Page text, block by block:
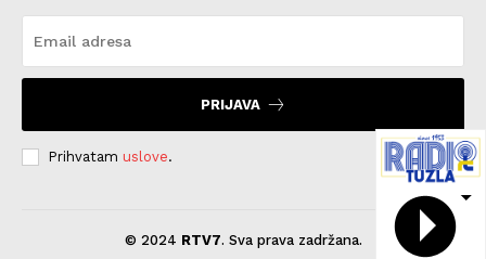
PRIJAVA
Prihvatam uslove.
© 2024 RTV7. Sva prava zadržana.